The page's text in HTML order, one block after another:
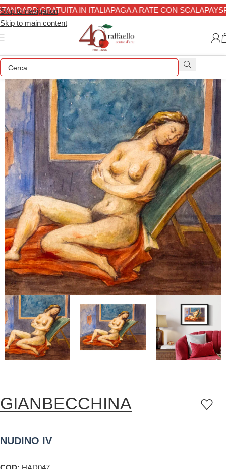
Skip to navigation
Skip to main content
GRATUITA IN ITALIAPAGA A RATE CON SCALAPAY
GIANBECCHINA
NUDINO IV